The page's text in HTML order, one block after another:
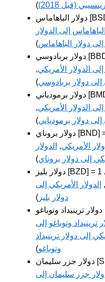
(قبل 2018)
)
دولار الباهاماس [BSD] = 1 دولار الباهاماس = 1.0
إلى الدولار
إلى دولار الباهاماس)
دولار بربادوسي [BBD] = 1 دولار بربادوسي = 2.0
الدولار الأمريكي,
إلى دولار بربادوسي)
دولار برمودياني [BMD] = 1 دولار برمودياني = 1.0
الدولار الأمريكي,
إلى دولار برمودياني)
دولار بروناي [BND] = 1 دولار بروناي = 1.2796 الدولار
الأمريكي, الدولار
إلى دولار بروناي)
دولار بليز [BZD] = 1 دولار بليز = 2.0 الدولار الأمريكي
, الدولار الأمريكي إلى
دولار بليز )
دولار ترينيداد وتوباغو [TTD] = 1 دولار ترينيداد وتوباغو
ترينيداد وتوباغو إلى
إلى دولار ترينيداد
وتوباغو)
دولار جزر سليمان [SBD] = 1 دولار جزر سليمان =
جزر سليمان إلى